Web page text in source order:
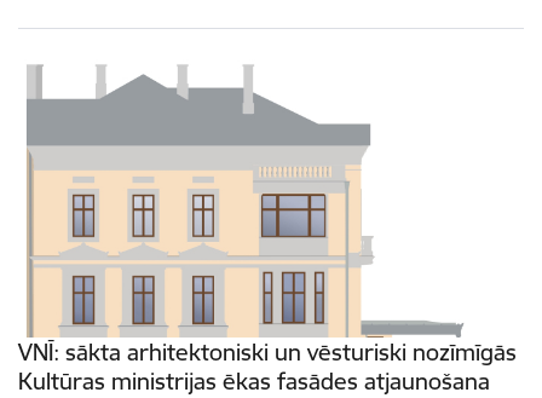
VNĪ: sākta arhitektoniski un vēsturiski nozīmīgās
Kultūras ministrijas ēkas fasādes atjaunošana